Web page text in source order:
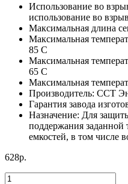
Использование во
использование во
Максимальная длина
Максимальная
85 С
Максимальная
65 С
Максимальная
Производитель: ССТ
Гарантия завода
Назначение: Для
поддержания заданной
емкостей, в том числе
628р.